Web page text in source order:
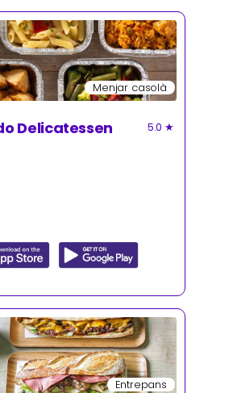
Menjar casolà
Delicatessen 5.0 ★
Entrepans